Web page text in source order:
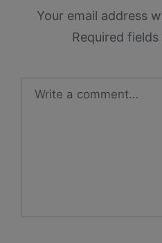
Your email address
Required